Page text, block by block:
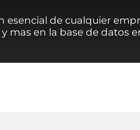
esencial de cualquier
mas en la base de datos